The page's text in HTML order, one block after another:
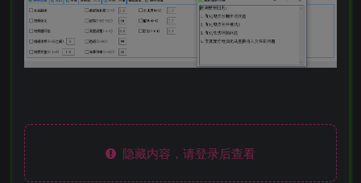
隐藏内容，请登录后查看